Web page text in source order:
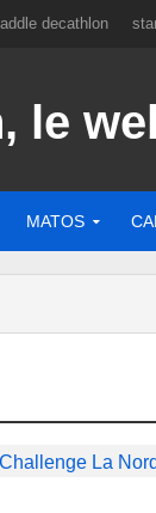
decathlon
MATOS